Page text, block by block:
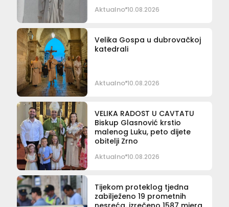
Aktualno 10.08.2026
Velika Gospa u dubrovačkoj
katedrali
Aktualno 10.08.2026
VELIKA RADOST U CAVTATU
Biskup Glasnović krstio
malenog Luku, peto dijete
obitelji Zrno
Aktualno 10.08.2026
Tijekom proteklog tjedna
zabilježeno 19 prometnih